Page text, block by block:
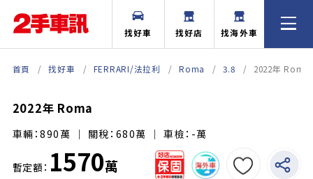
找好車 找好店 找海外車
首頁 找好車 FERRARI/法拉利 Roma 3.8 2022年 Roma
2022年 Roma
車輛：890萬 ｜ 關稅：680萬 ｜ 車檢：-萬
暫定額： 1570萬